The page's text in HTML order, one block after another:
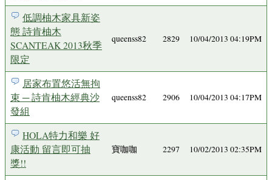
低調柚木家具新姿
態 詩肯柚木
SCANTEAK 2013秋季
限定
queenss82 2829 10/04/2013 04:19PM
居家布置悠活無拘
束 ─ 詩肯柚木經典沙
發組
queenss82 2906 10/04/2013 04:17PM
HOLA特力和樂 好
康活動 留言即可抽
獎!!
寶咖咖 2297 10/02/2013 02:35PM